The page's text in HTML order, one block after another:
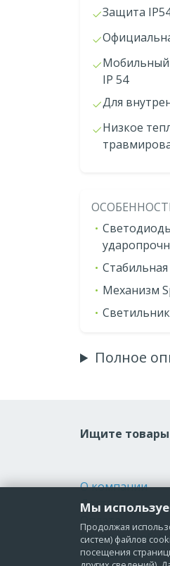
Защита
Мобильный
IP 54
Для
Низкое
Механизм
Полное
Ищите товары
О компании
Доставка
Оплата
Возврат и
Контакты
Мы
Продолжая
систем) файлов
посещения